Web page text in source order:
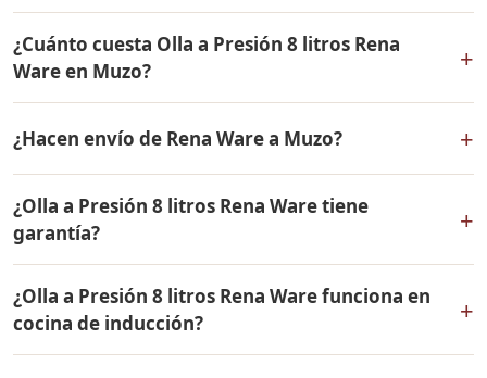
¿Cuánto cuesta Olla a Presión 8 litros Rena
Ware en Muzo?
+
mismo en todo Colombia. Contáctame por WhatsApp
para conocer el precio actual, promociones disponibles
y facilidades de pago en cuotas desde el 10% de inicial.
¿Hacen envío de Rena Ware a Muzo? +
Ware a Muzo, Boyacá y a todo Colombia. El pago es
contra entrega.
¿Olla a Presión 8 litros Rena Ware tiene
garantía?
+
por vida contra defectos de fabricación. Todos los
productos Rena Ware están fabricados en acero
inoxidable quirúrgico 18/10 de la más alta calidad.
¿Olla a Presión 8 litros Rena Ware funciona en
cocina de inducción?
+